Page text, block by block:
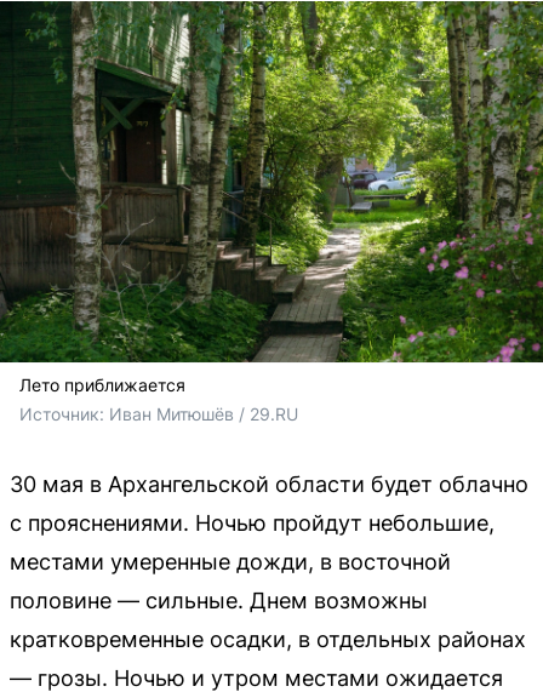
Лето приближается
Источник: Иван Митюшёв / 29.RU
30 мая в Архангельской области будет облачно
с прояснениями. Ночью пройдут небольшие,
местами умеренные дожди, в восточной
половине — сильные. Днем возможны
кратковременные осадки, в отдельных районах
— грозы. Ночью и утром местами ожидается